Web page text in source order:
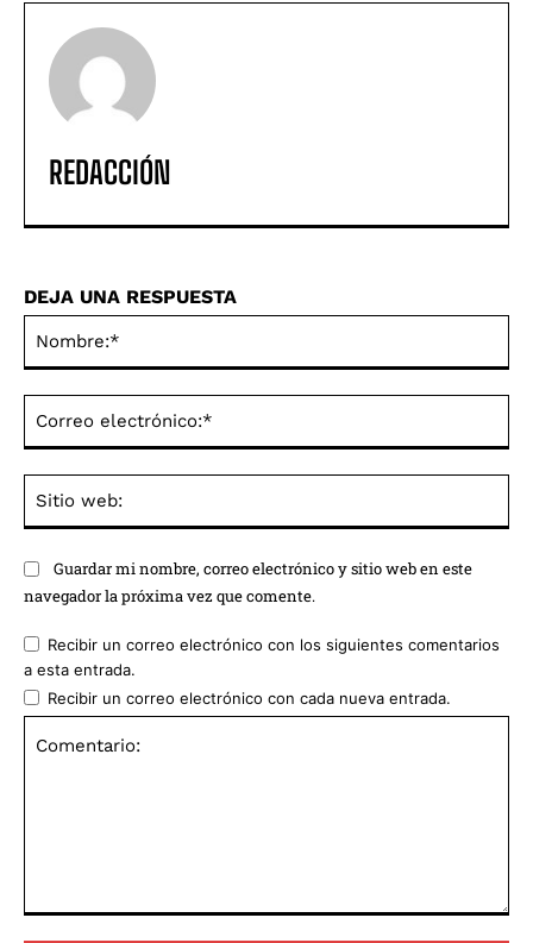
REDACCIÓN
DEJA UNA RESPUESTA
Guardar mi nombre, correo electrónico y sitio web en este
navegador la próxima vez que comente.
Recibir un correo electrónico con los siguientes comentarios
a esta entrada.
Recibir un correo electrónico con cada nueva entrada.